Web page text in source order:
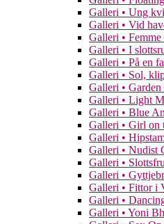
Galleri • Ung
Galleri • Vid
Galleri • Femme
Galleri • I
Galleri • På en
Galleri • Sol,
Galleri •
Galleri • Light
Galleri • Blue
Galleri • Girl on
Galleri •
Galleri • Nudist
Galleri •
Galleri •
Galleri • Fittor i
Galleri •
Galleri • Yoni